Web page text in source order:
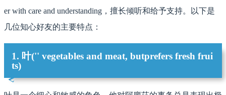
er with care and understanding，擅长倾听和给予支持。以下是
几位知心好友的主要特点：
1. 叶('' vegetables and meat, butprefers fresh frui
ts)